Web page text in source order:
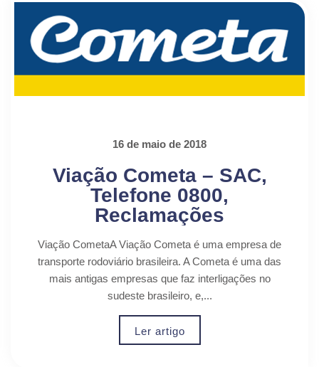
16 de maio de 2018
Viação Cometa – SAC,
Telefone 0800,
Reclamações
Viação CometaA Viação Cometa é uma empresa de
transporte rodoviário brasileira. A Cometa é uma das
mais antigas empresas que faz interligações no
sudeste brasileiro, e,...
Ler artigo